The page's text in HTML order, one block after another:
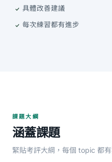
具體改善建議
每次練習都有進步
課題大綱
涵蓋課題
緊貼考評大綱，每個 topic 都